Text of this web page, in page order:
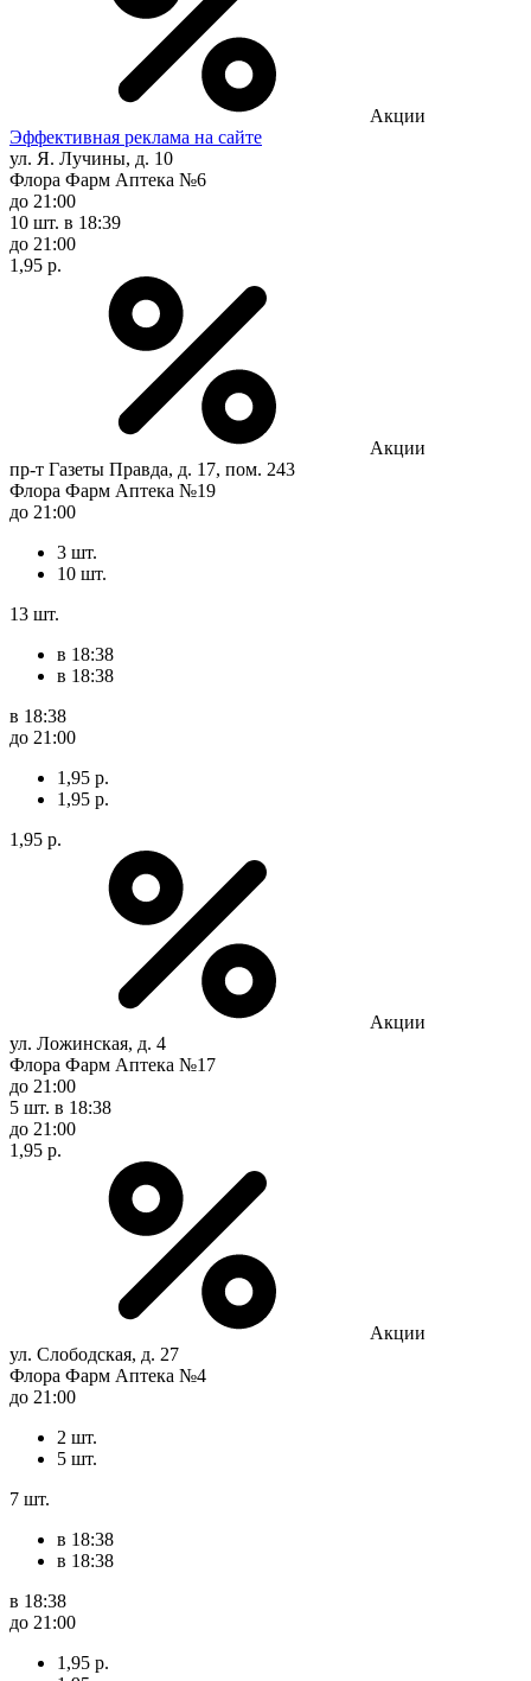
Акции
Эффективная реклама на сайте
ул. Я. Лучины, д. 10
Флора Фарм Аптека №6
до 21:00
10 шт. в 18:39
до 21:00
1,95 р.
Акции
пр-т Газеты Правда, д. 17, пом. 243
Флора Фарм Аптека №19
до 21:00
3 шт.
10 шт.
13 шт.
в 18:38
в 18:38
в 18:38
до 21:00
1,95 р.
1,95 р.
1,95 р.
Акции
ул. Ложинская, д. 4
Флора Фарм Аптека №17
до 21:00
5 шт. в 18:38
до 21:00
1,95 р.
Акции
ул. Слободская, д. 27
Флора Фарм Аптека №4
до 21:00
2 шт.
5 шт.
7 шт.
в 18:38
в 18:38
в 18:38
до 21:00
1,95 р.